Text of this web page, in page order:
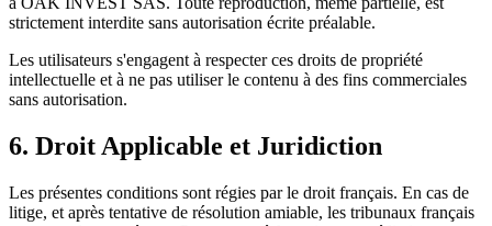
strictement interdite sans autorisation écrite préalable.
Les utilisateurs s'engagent à respecter ces droits de propriété
intellectuelle et à ne pas utiliser le contenu à des fins commerciales
sans autorisation.
6. Droit Applicable et Juridiction
Les présentes conditions sont régies par le droit français. En cas de
litige, et après tentative de résolution amiable, les tribunaux français